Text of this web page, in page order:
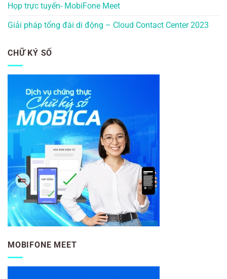
Họp trực tuyến- MobiFone Meet
Giải pháp tổng đài di động – Cloud Contact Center 2023
CHỮ KÝ SỐ
MOBIFONE MEET